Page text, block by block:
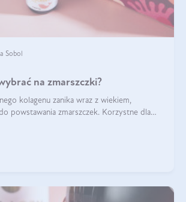
Sobol
na zmarszczki?
kolagenu zanika wraz z wiekiem,
powstawania zmarszczek. Korzystne dla